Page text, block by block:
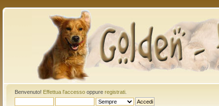
Benvenuto! Effettua l'accessooppure registrati.